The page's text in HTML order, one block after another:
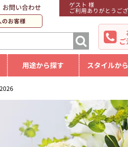
ゲスト 様
ご利用ありがとうござ
お問い合わせ
のお客様
用途から探す スタイルか